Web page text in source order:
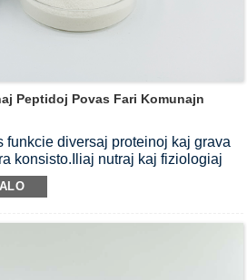
Peptidoj Povas Fari Komunajn
funkcie diversaj proteinoj kaj grava
konsisto.Iliaj nutraj kaj fiziologiaj
kaj artikan sanon kaj helpas
Bova kolagenpeptido
la eblan damaĝon de multaj